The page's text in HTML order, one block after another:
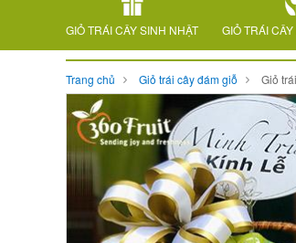
GIỎ TRÁI CÂY SINH NHẬT GIỎ TRÁI
Trang chủ Giỏ trái cây đám giỗ Giỏ